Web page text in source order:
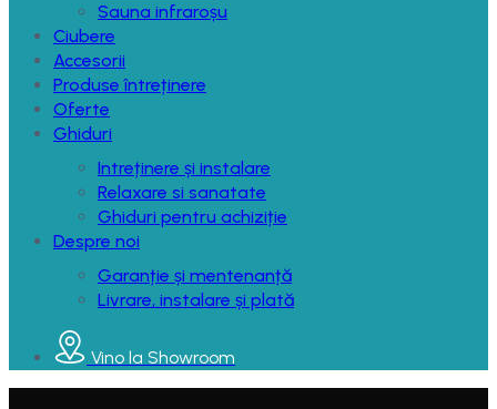
Sauna infraroșu
Ciubere
Accesorii
Produse întreținere
Oferte
Ghiduri
Intreținere și instalare
Relaxare si sanatate
Ghiduri pentru achiziție
Despre noi
Garanție și mentenanță
Livrare, instalare și plată
Vino la Showroom